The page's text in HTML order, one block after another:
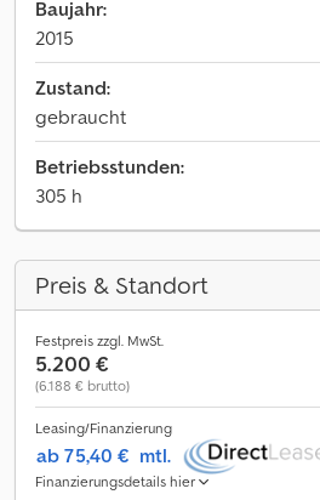
Baujahr:
2015
Zustand:
gebraucht
Betriebsstunden:
305 h
Preis & Standort
Festpreis zzgl. MwSt.
5.200 €
(6.188 € brutto)
Leasing/Finanzierung
ab 75,40 € mtl.
Finanzierungsdetails hier